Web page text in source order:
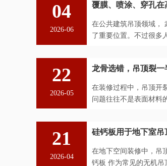
04
2026-06
覆膜、喷涂、穿孔
在公共建筑吊顶领域，
了重要位置。不过很多
22
2026-05
龙骨选错，吊顶裂
在装修过程中，吊顶开
问题往往不是表面材料
21
2026-04
硅钙板用于地下室
在地下空间装修中，吊
钙板 作为常见的无机